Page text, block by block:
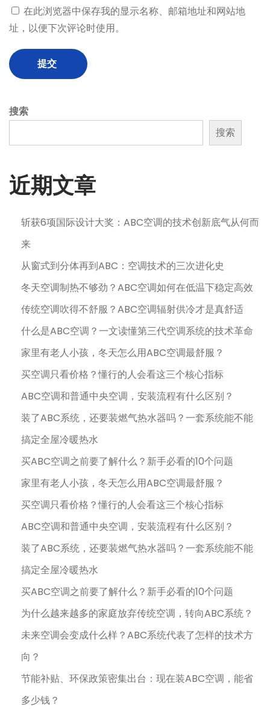
在此浏览器中保存我的显示名称、邮箱地址和网站地
址，以便下次评论时使用。
搜索
搜索
近期文章
斩获6项国际设计大奖：ABC空调的技术创新底气从何而
来
从窗式到分体再到ABC：空调技术的三次进化史
冬天空调制热不够劲？ABC空调如何在低温下稳定高效
传统空调吹得不舒服？ABC空调辐射供冷才是真舒适
什么是ABC空调？一文读懂第三代空调系统的技术革命
家里有老人小孩，冬天怎么用ABC空调最舒服？
买空调只看价格？懂行的人会看这三个核心指标
ABC空调和普通中央空调，安装流程有什么区别？
装了ABC系统，还要装燃气热水器吗？一套系统能不能
搞定全屋冷暖热水
买ABC空调之前要了解什么？新手必看的10个问题
家里有老人小孩，冬天怎么用ABC空调最舒服？
买空调只看价格？懂行的人会看这三个核心指标
ABC空调和普通中央空调，安装流程有什么区别？
装了ABC系统，还要装燃气热水器吗？一套系统能不能
搞定全屋冷暖热水
买ABC空调之前要了解什么？新手必看的10个问题
为什么越来越多的家庭放弃传统空调，转向ABC系统？
未来空调会变成什么样？ABC系统代表了怎样的技术方
向？
节能补贴、环保政策密集出台：现在装ABC空调，能省
多少钱？